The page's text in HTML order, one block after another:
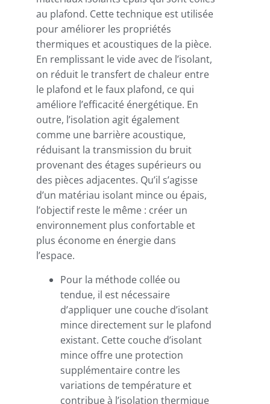
au plafond. Cette technique est utilisée
pour améliorer les propriétés
thermiques et acoustiques de la pièce.
En remplissant le vide avec de l’isolant,
on réduit le transfert de chaleur entre
le plafond et le faux plafond, ce qui
améliore l’efficacité énergétique. En
outre, l’isolation agit également
comme une barrière acoustique,
réduisant la transmission du bruit
provenant des étages supérieurs ou
des pièces adjacentes. Qu’il s’agisse
d’un matériau isolant mince ou épais,
l’objectif reste le même : créer un
environnement plus confortable et
plus économe en énergie dans
l’espace.
Pour la méthode collée ou
tendue, il est nécessaire
d’appliquer une couche d’isolant
mince directement sur le plafond
existant. Cette couche d’isolant
mince offre une protection
supplémentaire contre les
variations de température et
contribue à l’isolation thermique